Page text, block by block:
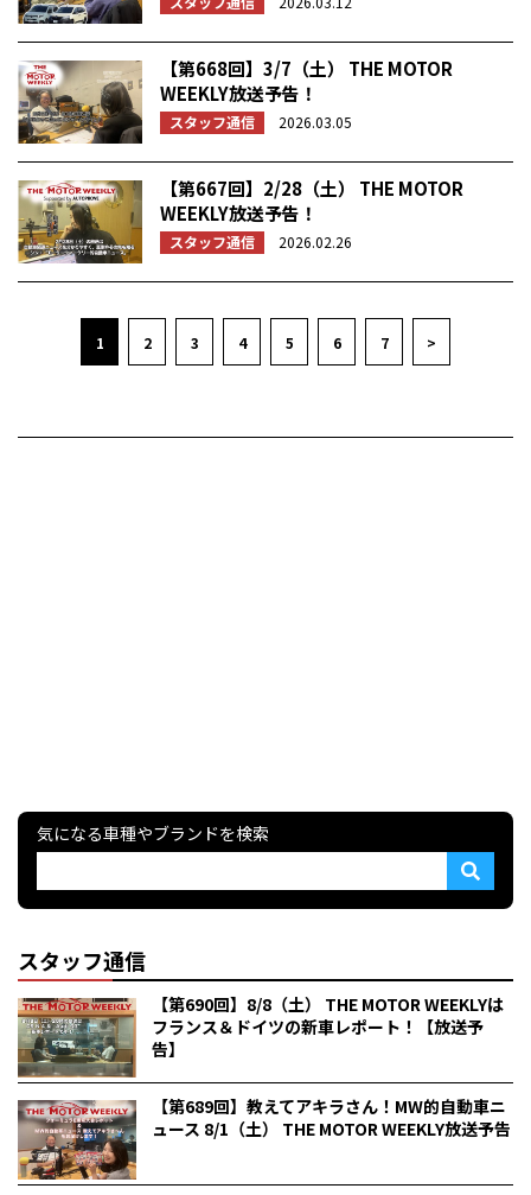
【第668回】3/7（土） THE MOTOR
WEEKLY放送予告！
スタッフ通信 2026.03.05
【第667回】2/28（土） THE MOTOR
WEEKLY放送予告！
スタッフ通信 2026.02.26
1 2 3 4 5 6 7 >
気になる車種やブランドを検索
スタッフ通信
【第690回】8/8（土） THE MOTOR WEEKLYは
フランス＆ドイツの新車レポート！【放送予
告】
【第689回】教えてアキラさん！MW的自動車ニ
ュース 8/1（土） THE MOTOR WEEKLY放送予告